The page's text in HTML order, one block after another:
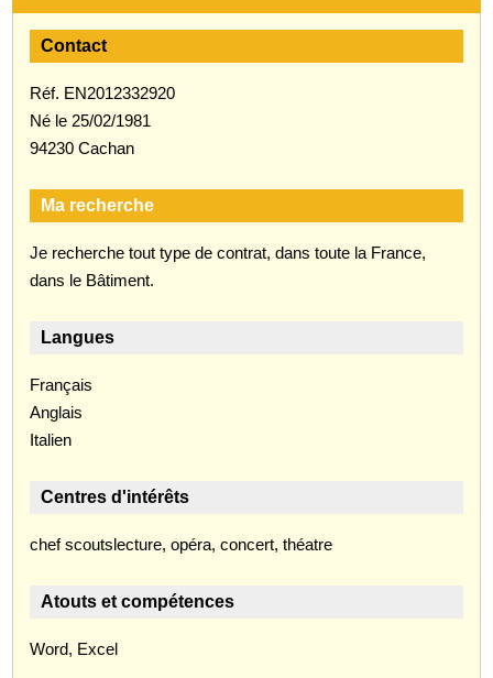
Contact
Réf. EN2012332920
Né le 25/02/1981
94230 Cachan
Ma recherche
Je recherche tout type de contrat, dans toute la France,
dans le Bâtiment.
Langues
Français
Anglais
Italien
Centres d'intérêts
chef scoutslecture, opéra, concert, théatre
Atouts et compétences
Word, Excel